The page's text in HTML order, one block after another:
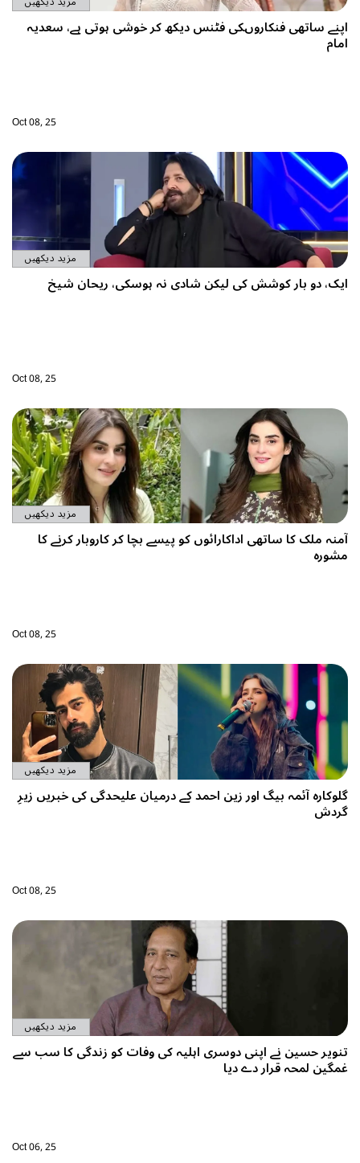
ساتھی فنکاروںکی فٹنس دیکھ کر خوشی ہوتی ہے، سعدیہ
Oct 08, 25
مزید دیکھیں
دو بار کوشش کی لیکن شادی نہ ہوسکی، ریحان شیخ
Oct 08, 25
مزید دیکھیں
ملک کا ساتھی اداکارائوں کو پیسے بچا کر کاروبار کرنے کا
Oct 08, 25
مزید دیکھیں
آئمہ بیگ اور زین احمد کے درمیان علیحدگی کی خبریں زیرِ
Oct 08, 25
مزید دیکھیں
حسین نے اپنی دوسری اہلیہ کی وفات کو زندگی کا سب سے
لمحہ قرار دے دیا
Oct 06, 25